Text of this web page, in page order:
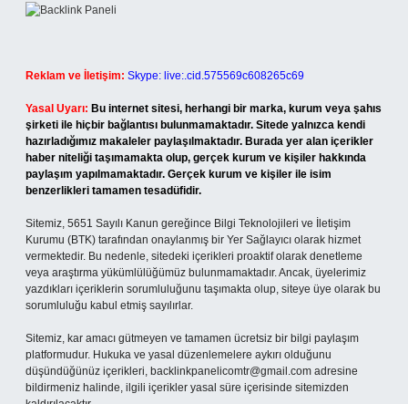
Reklam ve İletişim: Skype: live:.cid.575569c608265c69
Yasal Uyarı: Bu internet sitesi, herhangi bir marka, kurum veya şahıs
şirketi ile hiçbir bağlantısı bulunmamaktadır. Sitede yalnızca kendi
hazırladığımız makaleler paylaşılmaktadır. Burada yer alan içerikler
haber niteliği taşımamakta olup, gerçek kurum ve kişiler hakkında
paylaşım yapılmamaktadır. Gerçek kurum ve kişiler ile isim
benzerlikleri tamamen tesadüfidir.
Sitemiz, 5651 Sayılı Kanun gereğince Bilgi Teknolojileri ve İletişim
Kurumu (BTK) tarafından onaylanmış bir Yer Sağlayıcı olarak hizmet
vermektedir. Bu nedenle, sitedeki içerikleri proaktif olarak denetleme
veya araştırma yükümlülüğümüz bulunmamaktadır. Ancak, üyelerimiz
yazdıkları içeriklerin sorumluluğunu taşımakta olup, siteye üye olarak bu
sorumluluğu kabul etmiş sayılırlar.
Sitemiz, kar amacı gütmeyen ve tamamen ücretsiz bir bilgi paylaşım
platformudur. Hukuka ve yasal düzenlemelere aykırı olduğunu
düşündüğünüz içerikleri, backlinkpanelicomtr@gmail.com adresine
bildirmeniz halinde, ilgili içerikler yasal süre içerisinde sitemizden